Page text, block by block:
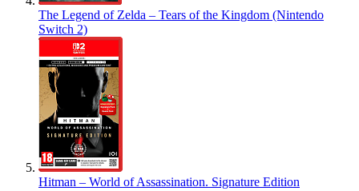
The Legend of Zelda – Tears of the Kingdom (Nintendo
Switch 2)
Hitman – World of Assassination. Signature Edition